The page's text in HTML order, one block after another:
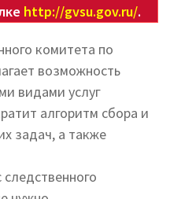
http://gvsu.gov.ru/.
комитета по
возможность
видами услуг
алгоритм сбора и
задач, а также